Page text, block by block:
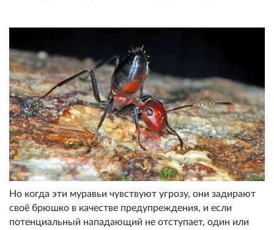
Но когда эти муравьи чувствуют угрозу, они задирают
своё брюшко в качестве предупреждения, и если
потенциальный нападающий не отступает, один или